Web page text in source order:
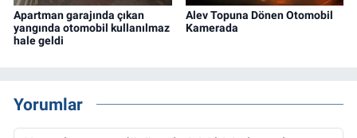
Apartman garajında çıkan
yangında otomobil kullanılmaz
hale geldi
Alev Topuna Dönen Otomobil
Kamerada
Yorumlar